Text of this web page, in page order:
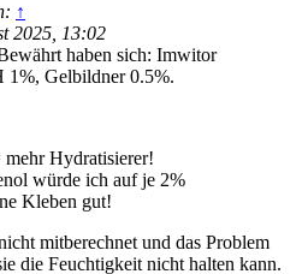
↑
2025, 13:02
haben sich: Imwitor
1%, Gelbildner 0.5%.
Hydratisierer!
würde ich auf je 2%
Kleben gut!
mitberechnet und das Problem
die Feuchtigkeit nicht halten kann.